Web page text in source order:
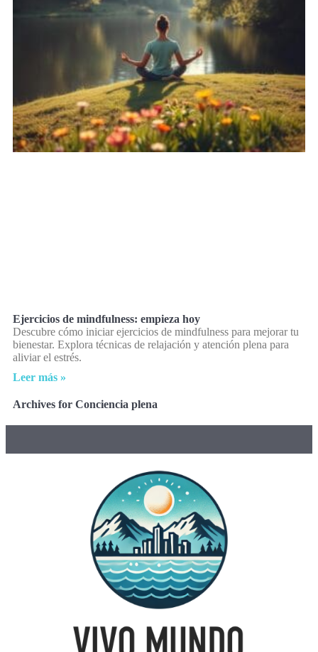
Ejercicios de mindfulness: empieza hoy
Descubre cómo iniciar ejercicios de mindfulness para mejorar tu
bienestar. Explora técnicas de relajación y atención plena para
aliviar el estrés.
Leer más »
Archives for Conciencia plena